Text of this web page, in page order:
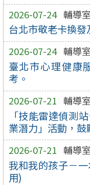
2026-07-24 輔導室
台北市敬老卡換
2026-07-24 輔導室
臺北市心理健康
考。
2026-07-21 輔導室
「技能雷達偵測
業潛力」活動，
2026-07-21 輔導室
我和我的孩子－
用)